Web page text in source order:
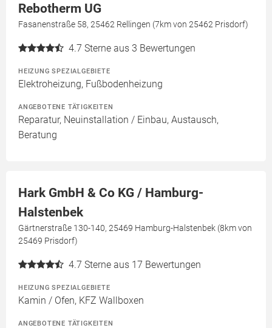
Rebotherm UG
Fasanenstraße 58, 25462 Rellingen (7km von 25462 Prisdorf)
4.7 Sterne aus 3 Bewertungen
HEIZUNG SPEZIALGEBIETE
Elektroheizung, Fußbodenheizung
ANGEBOTENE TÄTIGKEITEN
Reparatur, Neuinstallation / Einbau, Austausch,
Beratung
Hark GmbH & Co KG / Hamburg-
Halstenbek
Gärtnerstraße 130-140, 25469 Hamburg-Halstenbek (8km von
25469 Prisdorf)
4.7 Sterne aus 17 Bewertungen
HEIZUNG SPEZIALGEBIETE
Kamin / Ofen, KFZ Wallboxen
ANGEBOTENE TÄTIGKEITEN